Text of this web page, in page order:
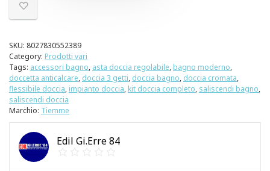
SKU: 8027830552389
Category: Prodotti vari
Tags: accessori bagno, asta doccia regolabile, bagno moderno,
doccetta anticalcare, doccia 3 getti, doccia bagno, doccia cromata,
flessibile doccia, impianto doccia, kit doccia completo, saliscendi bagno,
saliscendi doccia
Marchio: Tiemme
Edil Gi.Erre 84